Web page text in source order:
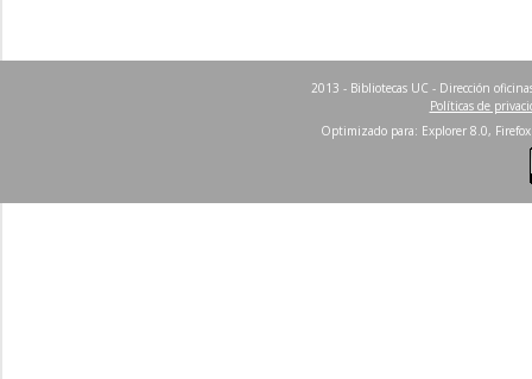
2013 - Bibliotecas UC - Dirección
Políticas de
Optimizado para: Explorer 8.0,